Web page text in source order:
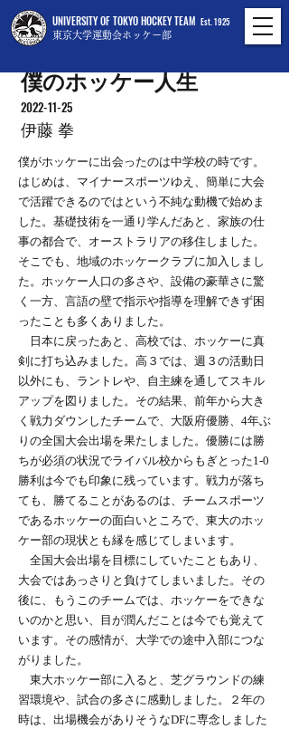
UNIVERSITY OF TOKYO HOCKEY TEAM
東京大学運動会ホッケー部
Est. 1925
僕のホッケー人生
2022-11-25
伊藤 拳
僕がホッケーに出会ったのは中学校の時です。
はじめは、マイナースポーツゆえ、簡単に大会
で活躍できるのではという不純な動機で始めま
した。基礎技術を一通り学んだあと、家族の仕
事の都合で、オーストラリアの移住しました。
そこでも、地域のホッケークラブに加入しまし
た。ホッケー人口の多さや、設備の豪華さに驚
く一方、言語の壁で指示や指導を理解できず困
ったことも多くありました。
日本に戻ったあと、高校では、ホッケーに真
剣に打ち込みました。高３では、週３の活動日
以外にも、ラントレや、自主練を通してスキル
アップを図りました。その結果、前年から大き
く戦力ダウンしたチームで、大阪府優勝、4年ぶ
りの全国大会出場を果たしました。優勝には勝
ちが必須の状況でライバル校からもぎとった1-0
勝利は今でも印象に残っています。戦力が落ち
ても、勝てることがあるのは、チームスポーツ
であるホッケーの面白いところで、東大のホッ
ケー部の現状とも縁を感じてしまいます。
全国大会出場を目標にしていたこともあり、
大会ではあっさりと負けてしまいました。その
後に、もうこのチームでは、ホッケーをできな
いのかと思い、目が潤んだことは今でも覚えて
います。その感情が、大学での途中入部につな
がりました。
東大ホッケー部に入ると、芝グラウンドの練
習環境や、試合の多さに感動しました。２年の
時は、出場機会がありそうなDFに専念しました